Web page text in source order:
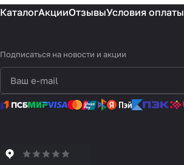
КаталогАкцииОтзывыУсловия оплаты
Подписаться на новости и акции